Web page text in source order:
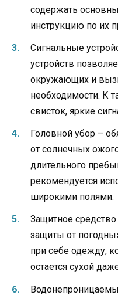
содержать
инструкцию по их
Сигнальные
устройств
окружающих и
необходимости. К
свисток, яркие
Головной убор –
от солнечных
длительного
рекомендуется
широкими полями.
Защитное
защиты от
при себе одежду,
остается сухой